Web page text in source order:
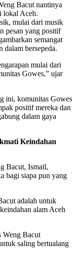
Bacut nantinya
lokal Aceh.
mulai dari musik
pesan yang positif
semangat
dalam bersepeda.
mulai dari
Gowes,” ujar
ini, komunitas Gowes
positif mereka dan
dalam gaya
Keindahan
Bacut, Ismail,
bagi siapa pun yang
adalah untuk
alam Aceh
Weng Bacut
saling bertualang